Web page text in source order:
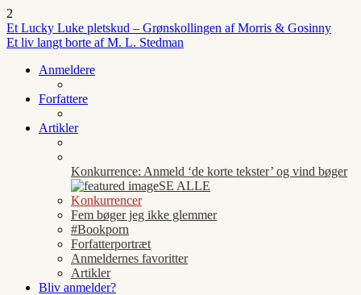
2
Et Lucky Luke pletskud – Grønskollingen af Morris & Gosinny
Et liv langt borte af M. L. Stedman
Anmeldere
Forfattere
Artikler
Konkurrence: Anmeld ‘de korte tekster’ og vind bøger
SE ALLE
Konkurrencer
Fem bøger jeg ikke glemmer
#Bookporn
Forfatterportræt
Anmeldernes favoritter
Artikler
Bliv anmelder?